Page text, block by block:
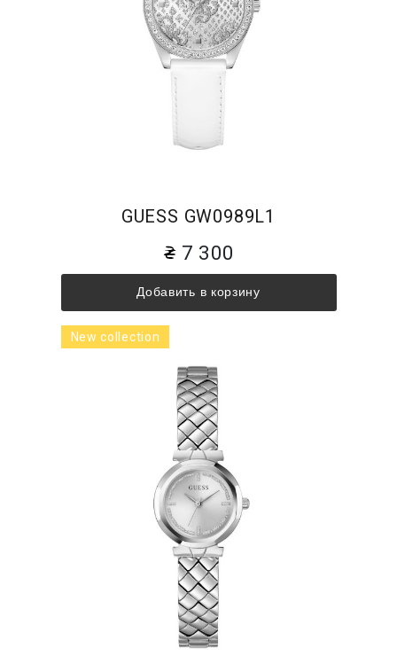
GUESS GW0989L1
7 300
Добавить в корзину
New collection